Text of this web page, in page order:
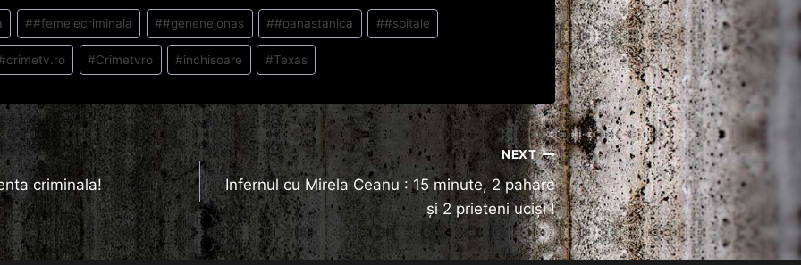
##femeiecriminala ##genenejonas ##oanastanica ##spitale
crimetv.ro #Crimetvro #inchisoare #Texas
criminala!
NEXT
Infernul cu Mirela Ceanu : 15 minute, 2 pahare
și 2 prieteni uciși !